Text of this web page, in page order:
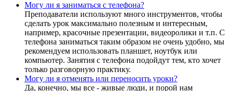
Могу ли я заниматься с телефона?
Преподаватели используют много инструментов, чтобы
сделать урок максимально полезным и интересным,
например, красочные презентации, видеоролики и т.п. С
телефона заниматься таким образом не очень удобно, мы
рекомендуем использовать планшет, ноутбук или
компьютер. Занятия с телефона подойдут тем, кто хочет
только разговорную практику.
Могу ли я отменять или переносить уроки?
Да, конечно, мы все - живые люди, и порой нам